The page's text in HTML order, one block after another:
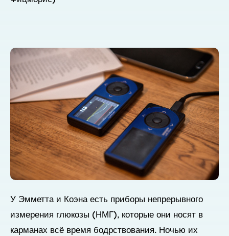
У Эмметта и Коэна есть приборы непрерывного
измерения глюкозы (НМГ), которые они носят в
карманах всё время бодрствования. Ночью их